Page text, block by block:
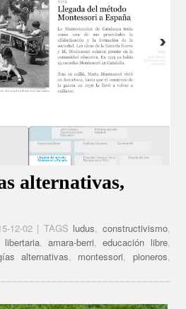
alternativas,
12-02 | TAGS ludus constructivismo,
libertaria, amara-berri ,educación libre,
alternativas montessori pioneros